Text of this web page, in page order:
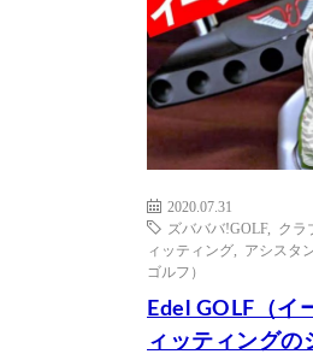
2020.07.31
ズバババ!GOLF, クラ
ィッティング
アシスタ
ゴルフ）
Edel GOLF（イ
ィッティングの